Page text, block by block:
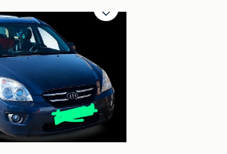
Bewaren
Favorieten